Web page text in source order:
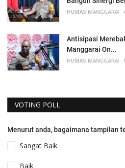
HUMAS MANGGARAI
Antisipasi
Manggarai On...
HUMAS MANGGARAI
VOTING POLL
Menurut anda, bagaimana tampilan
Sangat Baik
Baik